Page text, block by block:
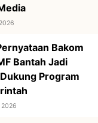
Bakom
Bantah Jadi
Program